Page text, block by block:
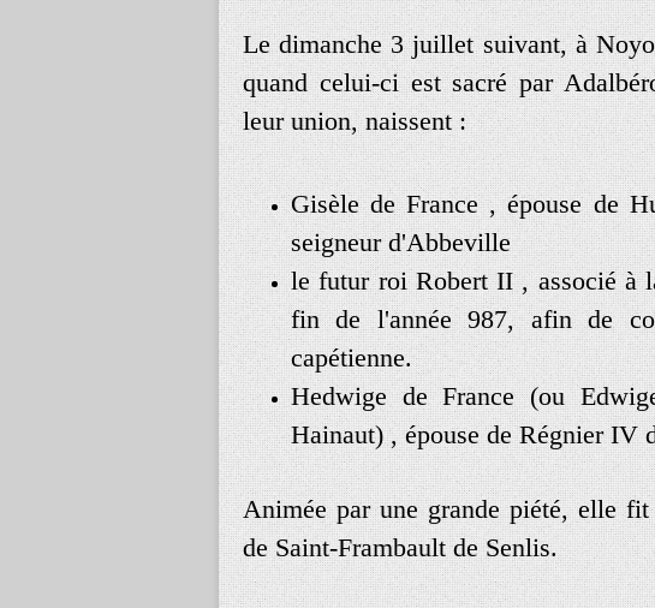
Le dimanche 3 juillet suivant,à
quand celui-ci est sacré par
leur union,naissent :
Gisèle de France,épouse de
seigneur d'Abbeville
le futur roi Robert II,associé à
fin de l'année 987,afin de
capétienne.
Hedwige de France(ou
Hainaut) ,épouse de Régnier IV
Animée par une grande piété,elle fit
de Saint-Frambault de Senlis.